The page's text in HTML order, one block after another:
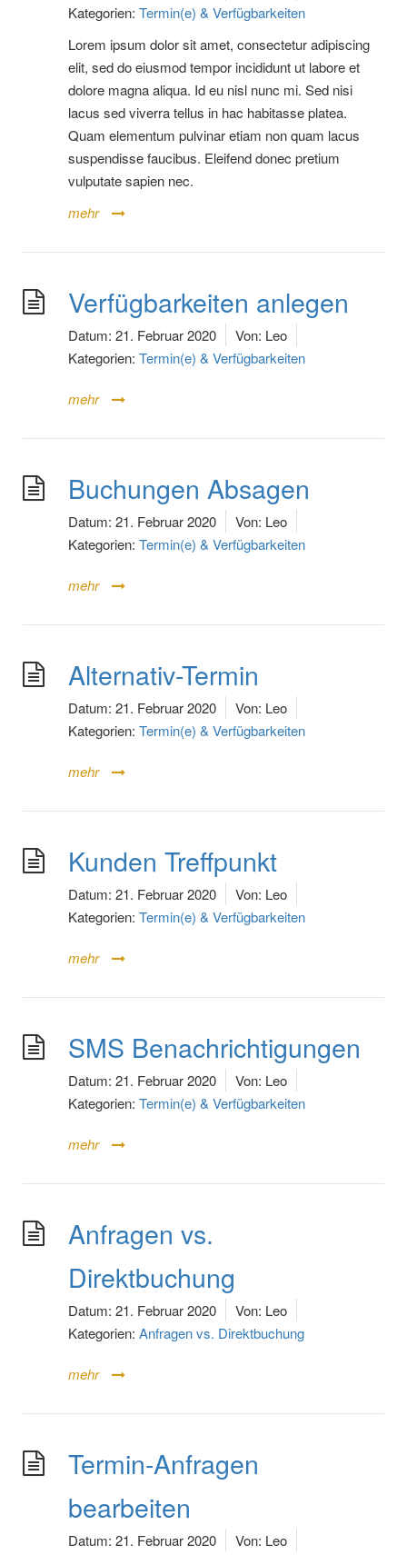
Kategorien: Termin(e) & Verfügbarkeiten
Lorem ipsum dolor sit amet, consectetur adipiscing
elit, sed do eiusmod tempor incididunt ut labore et
dolore magna aliqua. Id eu nisl nunc mi. Sed nisi
lacus sed viverra tellus in hac habitasse platea.
Quam elementum pulvinar etiam non quam lacus
suspendisse faucibus. Eleifend donec pretium
vulputate sapien nec.
mehr
Verfügbarkeiten anlegen
Datum: 21. Februar 2020 Von: Leo
Kategorien: Termin(e) & Verfügbarkeiten
mehr
Buchungen Absagen
Datum: 21. Februar 2020 Von: Leo
Kategorien: Termin(e) & Verfügbarkeiten
mehr
Alternativ-Termin
Datum: 21. Februar 2020 Von: Leo
Kategorien: Termin(e) & Verfügbarkeiten
mehr
Kunden Treffpunkt
Datum: 21. Februar 2020 Von: Leo
Kategorien: Termin(e) & Verfügbarkeiten
mehr
SMS Benachrichtigungen
Datum: 21. Februar 2020 Von: Leo
Kategorien: Termin(e) & Verfügbarkeiten
mehr
Anfragen vs.
Direktbuchung
Datum: 21. Februar 2020 Von: Leo
Kategorien: Anfragen vs. Direktbuchung
mehr
Termin-Anfragen
bearbeiten
Datum: 21. Februar 2020 Von: Leo